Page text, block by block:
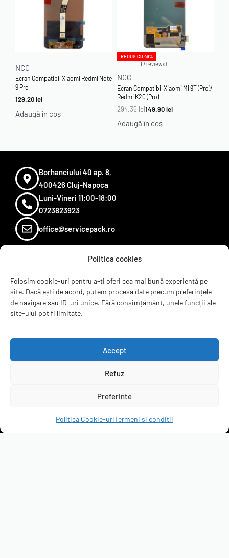
Politica cookies
Folosim cookie-uri pentru a-ți oferi cea mai bună experiență pe
site. Dacă ești de acord, putem procesa date precum preferințele
de navigare sau ID-uri unice. Fără consimțământ, unele funcții ale
site-ului pot fi limitate.
Accept
Refuz
Preferinte
Politica Cookie-uriTermeni si conditii
NCC
Ecran Compatibil Xiaomi Redmi Note
9 Pro
129.20lei
Adaugă în coș
REDUS CU 49%
7 reviews
NCC
Ecran Compatibil Xiaomi Mi 9T (Pro)/
Redmi K20 (Pro)
294.35lei149.90lei
Adaugă în coș
Borhanciului 40 ap. 8,
400426 Cluj-Napoca
Luni-Vineri 11:00-18:00
0723823923
office@servicepack.ro
Termeni si conditii
Recenzii
Contact